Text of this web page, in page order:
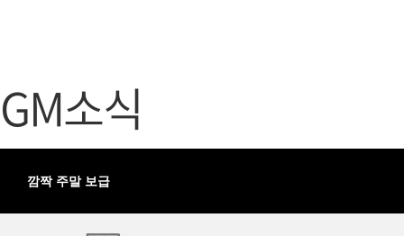
프렌즈팝콘
프렌즈타운
GM소식
깜짝 주말 보급